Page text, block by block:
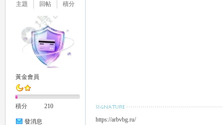
主題
回帖
積分
黃金會員
積分 210
發消息 https://arbvbg.ru/